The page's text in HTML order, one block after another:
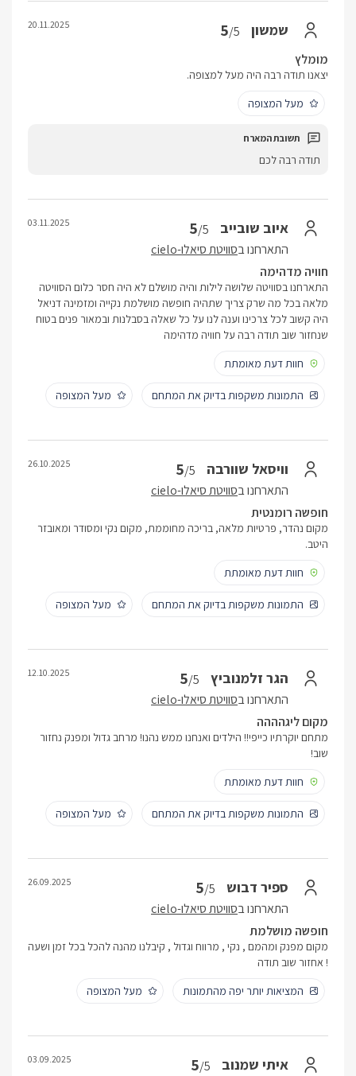
שמשון 5/5
20.11.2025
מומלץ
יצאנו תודה רבה היה מעל למצופה.
מעל המצופה
תודה רבה לכם
איוב שובייב 5/5
התארחנו בסוויטת סיאלו-cielo
03.11.2025
חוויה מדהימה
התארחנו בסוויטה שלושה לילות והיה מושלם לא היה חסר כלום הסוויטה
מלאה בכל מה שרק צריך שתהיה חופשה מושלמת נקייה ומזמינה דניאל
היה קשוב לכל צרכינו וענה לנו על כל שאלה בסבלנות ובמאור פנים בטוח
שנחזור שוב תודה רבה על חוויה מדהימה
חוות דעת מאומתת
התמונות משקפות בדיוק את המתחם מעל המצופה
וויסאל שוורבה 5/5
התארחנו בסוויטת סיאלו-cielo
26.10.2025
חופשה רומנטית
מקום נהדר, פרטיות מלאה, בריכה מחוממת, מקום נקי ומסודר ומאובזר
היטב.
חוות דעת מאומתת
התמונות משקפות בדיוק את המתחם מעל המצופה
הגר זלמנוביץ 5/5
התארחנו בסוויטת סיאלו-cielo
12.10.2025
מקום ליגהההה
מתחם יוקרתיו כייפי!! הילדים ואנחנו ממש נהנו! מרחב גדול ומפנק נחזור
שוב!
חוות דעת מאומתת
התמונות משקפות בדיוק את המתחם מעל המצופה
ספיר דבוש 5/5
התארחנו בסוויטת סיאלו-cielo
26.09.2025
חופשה מושלמת
מקום מפנק ומהמם , נקי , מרווח וגדול , קיבלנו מהנה להכל בכל זמן ושעה
! אחזור שוב תודה
המציאות יותר יפה מהתמונות
מעל המצופה
איתי שמנוב 5/5
03.09.2025